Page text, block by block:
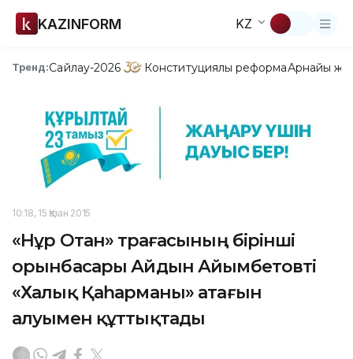
KAZINFORM KZ
Тренд:Сайлау-2026 Конституциялық реформаАрнайы
10:18, 15 Қазан 2015
«Нұр Отан» төрағасының бірінші
орынбасары Айдын Айымбетовті
«Халық Қаһарманы» атағын
алуымен құттықтады